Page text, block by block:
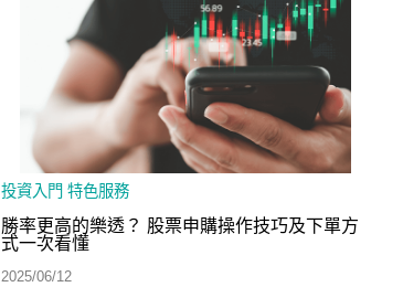
投資入門特色服務
勝率更高的樂透？ 股票申購操作技巧及下單方
式一次看懂
2025/06/12